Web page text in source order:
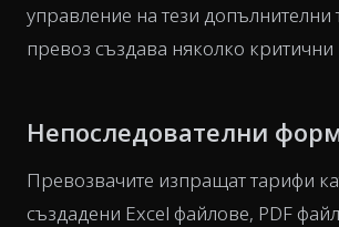
управление на тези допълнителни
превоз създава няколко
Непоследователни
Превозвачите изпращат тарифи
създадени Excel файлове, PDF